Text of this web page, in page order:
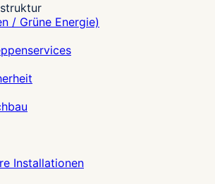
/ Grüne Energie)
Installationen